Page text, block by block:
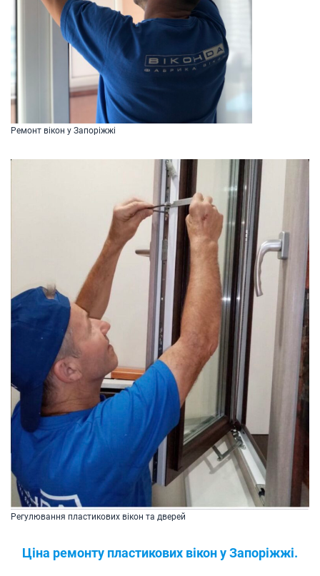
Ремонт вікон у Запоріжжі
Регулювання пластикових вікон та дверей
Ціна ремонту пластикових вікон у Запоріжжі.